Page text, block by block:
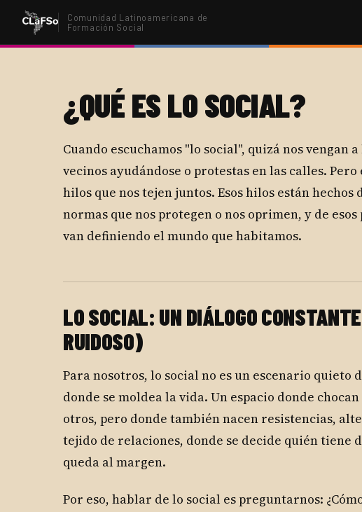
Comunidad Latinoamericana de
Formación Social
¿QUÉ ES LO SOCIAL?
Cuando escuchamos "lo social", quizá nos vengan
vecinos ayudándose o protestas en las calles.
hilos que nos tejen juntos. Esos hilos están
normas que nos protegen o nos oprimen, y de
van definiendo el mundo que habitamos.
LO SOCIAL: UN DIÁLOGO
RUIDOSO)
Para nosotros, lo social no es un escenario
donde se moldea la vida. Un espacio donde
otros, pero donde también nacen resistencias,
tejido de relaciones, donde se decide quién tiene
queda al margen.
Por eso, hablar de lo social es preguntarnos: